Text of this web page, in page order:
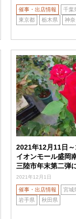
催事・出店情報
千葉
東京都
栃木県 神
2021年12月11日
イオンモール盛岡
三陸市年末第二弾
2021年12月1日
催事・出店情報
宮城
岩手県
秋田県